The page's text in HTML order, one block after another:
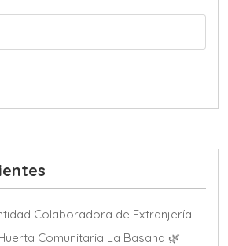
Colaboradora de Extranjería
Comunitaria La Basana 🌿